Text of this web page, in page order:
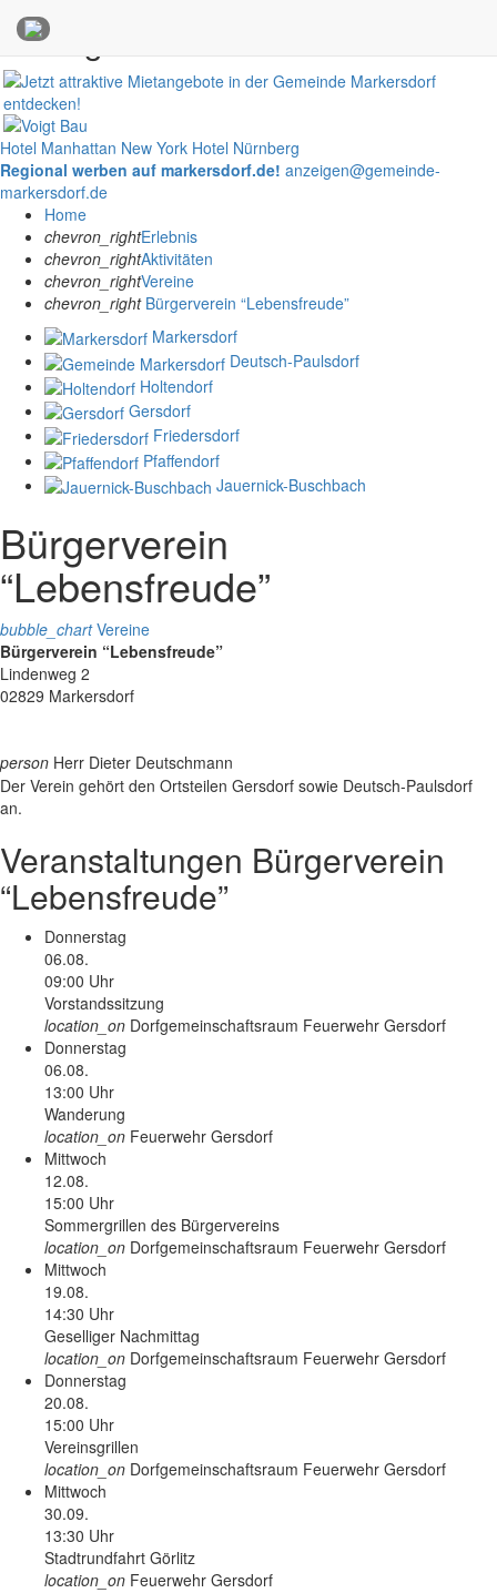
Anzeigen
Hotel Manhattan New York Hotel Nürnberg
Regional werben auf markersdorf.de! anzeigen@gemeinde-
markersdorf.de
Home
chevron_rightErlebnis
chevron_rightAktivitäten
chevron_rightVereine
chevron_rightBürgerverein “Lebensfreude”
Markersdorf
Deutsch-Paulsdorf
Holtendorf
Gersdorf
Friedersdorf
Pfaffendorf
Jauernick-Buschbach
Bürgerverein
“Lebensfreude”
bubble_chartVereine
Bürgerverein “Lebensfreude”
Lindenweg 2
02829 Markersdorf
person Herr Dieter Deutschmann
Der Verein gehört den Ortsteilen Gersdorf sowie Deutsch-Paulsdorf
an.
Veranstaltungen Bürgerverein
“Lebensfreude”
Donnerstag
06.08.
09:00 Uhr
Vorstandssitzung
location_on Dorfgemeinschaftsraum Feuerwehr Gersdorf
Donnerstag
06.08.
13:00 Uhr
Wanderung
location_on Feuerwehr Gersdorf
Mittwoch
12.08.
15:00 Uhr
Sommergrillen des Bürgervereins
location_on Dorfgemeinschaftsraum Feuerwehr Gersdorf
Mittwoch
19.08.
14:30 Uhr
Geselliger Nachmittag
location_on Dorfgemeinschaftsraum Feuerwehr Gersdorf
Donnerstag
20.08.
15:00 Uhr
Vereinsgrillen
location_on Dorfgemeinschaftsraum Feuerwehr Gersdorf
Mittwoch
30.09.
13:30 Uhr
Stadtrundfahrt Görlitz
location_on Feuerwehr Gersdorf